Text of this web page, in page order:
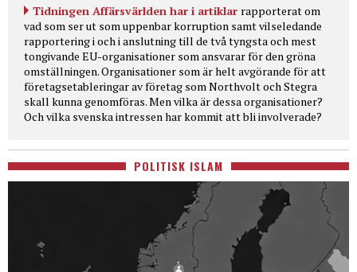
Tidningen Affärsvärlden har i artiklar rapporterat om
vad som ser ut som uppenbar korruption samt vilseledande
rapportering i och i anslutning till de två tyngsta och mest
tongivande EU-organisationer som ansvarar för den gröna
omställningen. Organisationer som är helt avgörande för att
företagsetableringar av företag som Northvolt och Stegra
skall kunna genomföras. Men vilka är dessa organisationer?
Och vilka svenska intressen har kommit att bli involverade?
POLITISK ISLAM